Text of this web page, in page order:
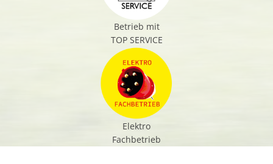
Betrieb mit
TOP SERVICE
Elektro
Fachbetrieb